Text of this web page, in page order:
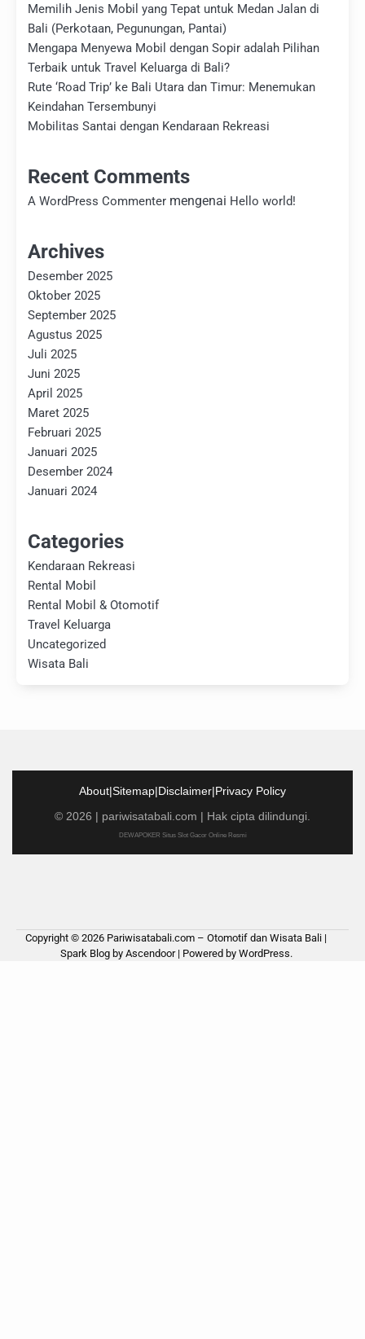
Memilih Jenis Mobil yang Tepat untuk Medan Jalan di
Bali (Perkotaan, Pegunungan, Pantai)
Mengapa Menyewa Mobil dengan Sopir adalah Pilihan
Terbaik untuk Travel Keluarga di Bali?
Rute ‘Road Trip’ ke Bali Utara dan Timur: Menemukan
Keindahan Tersembunyi
Mobilitas Santai dengan Kendaraan Rekreasi
Recent Comments
A WordPress Commenter mengenai Hello world!
Archives
Desember 2025
Oktober 2025
September 2025
Agustus 2025
Juli 2025
Juni 2025
April 2025
Maret 2025
Februari 2025
Januari 2025
Desember 2024
Januari 2024
Categories
Kendaraan Rekreasi
Rental Mobil
Rental Mobil & Otomotif
Travel Keluarga
Uncategorized
Wisata Bali
About|Sitemap|Disclaimer|Privacy Policy
© 2026 | pariwisatabali.com | Hak cipta dilindungi.
DEWAPOKER Situs Slot Gacor Online Resmi
Copyright © 2026 Pariwisatabali.com – Otomotif dan Wisata Bali |
Spark Blog by Ascendoor| Powered by WordPress.